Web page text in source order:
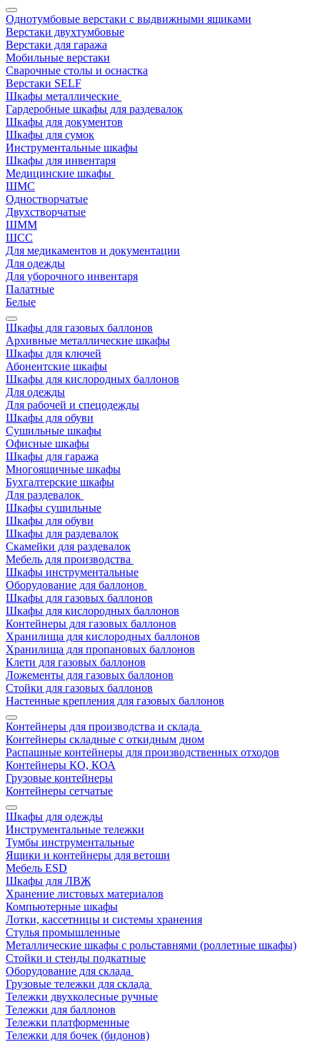
Однотумбовые верстаки с выдвижными ящиками
Верстаки двухтумбовые
Верстаки для гаража
Мобильные верстаки
Сварочные столы и оснастка
Верстаки SELF
Шкафы металлические
Гардеробные шкафы для раздевалок
Шкафы для документов
Шкафы для сумок
Инструментальные шкафы
Шкафы для инвентаря
Медицинские шкафы
ШМС
Одностворчатые
Двухстворчатые
ШММ
ШСС
Для медикаментов и документации
Для одежды
Для уборочного инвентаря
Палатные
Белые
Шкафы для газовых баллонов
Архивные металлические шкафы
Шкафы для ключей
Абонентские шкафы
Шкафы для кислородных баллонов
Для одежды
Для рабочей и спецодежды
Шкафы для обуви
Сушильные шкафы
Офисные шкафы
Шкафы для гаража
Многоящичные шкафы
Бухгалтерские шкафы
Для раздевалок
Шкафы сушильные
Шкафы для обуви
Шкафы для раздевалок
Скамейки для раздевалок
Мебель для производства
Шкафы инструментальные
Оборудование для баллонов
Шкафы для газовых баллонов
Шкафы для кислородных баллонов
Контейнеры для газовых баллонов
Хранилища для кислородных баллонов
Хранилища для пропановых баллонов
Клети для газовых баллонов
Ложементы для газовых баллонов
Стойки для газовых баллонов
Настенные крепления для газовых баллонов
Контейнеры для производства и склада
Контейнеры складные с откидным дном
Распашные контейнеры для производственных отходов
Контейнеры КО, КОА
Грузовые контейнеры
Контейнеры сетчатые
Шкафы для одежды
Инструментальные тележки
Тумбы инструментальные
Ящики и контейнеры для ветоши
Мебель ESD
Шкафы для ЛВЖ
Хранение листовых материалов
Компьютерные шкафы
Лотки, кассетницы и системы хранения
Стулья промышленные
Металлические шкафы с рольставнями (роллетные шкафы)
Стойки и стенды подкатные
Оборудование для склада
Грузовые тележки для склада
Тележки двухколесные ручные
Тележки для баллонов
Тележки платформенные
Тележки для бочек (бидонов)